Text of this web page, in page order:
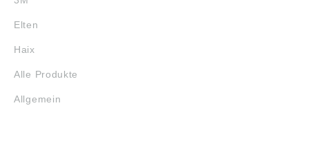
bedeutet, dass der
die Verwendung, die
abgedeckt ist,
Elten
Haix
Alle Produkte
Allgemein